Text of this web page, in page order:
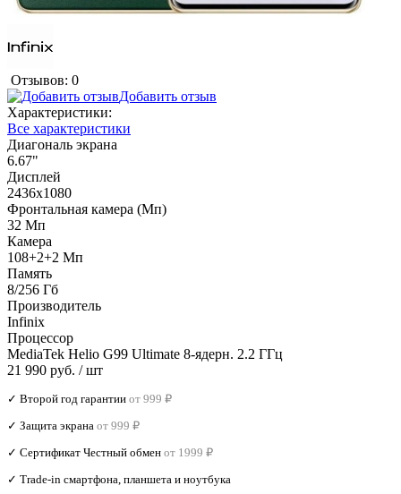
Отзывов: 0
Добавить отзыв
Характеристики:
Все характеристики
Диагональ экрана
6.67"
Дисплей
2436x1080
Фронтальная камера (Мп)
32 Мп
Камера
108+2+2 Мп
Память
8/256 Гб
Производитель
Infinix
Процессор
MediaTek Helio G99 Ultimate 8-ядерн. 2.2 ГГц
21 990 руб. / шт
✓ Второй год гарантии от 999 ₽
✓ Защита экрана от 999 ₽
✓ Сертификат Честный обмен от 1999 ₽
✓ Trade‑in смартфона, планшета и ноутбука